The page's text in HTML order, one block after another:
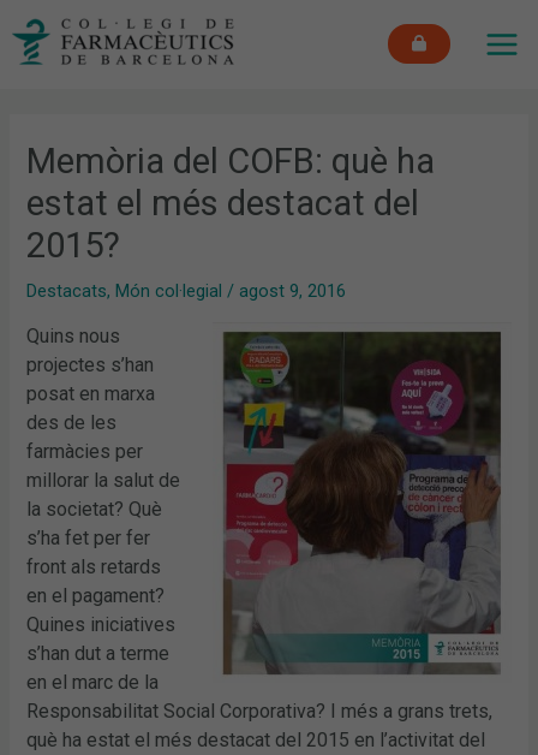
Memòria del COFB: què ha
estat el més destacat del
2015?
Destacats, Món col·legial / agost 9, 2016
Quins nous
projectes s’han
posat en marxa
des de les
farmàcies per
millorar la salut de
la societat? Què
s’ha fet per fer
front als retards
en el pagament?
Quines iniciatives
s’han dut a terme
en el marc de la
Responsabilitat Social Corporativa? I més a grans trets,
què ha estat el més destacat del 2015 en l’activitat del